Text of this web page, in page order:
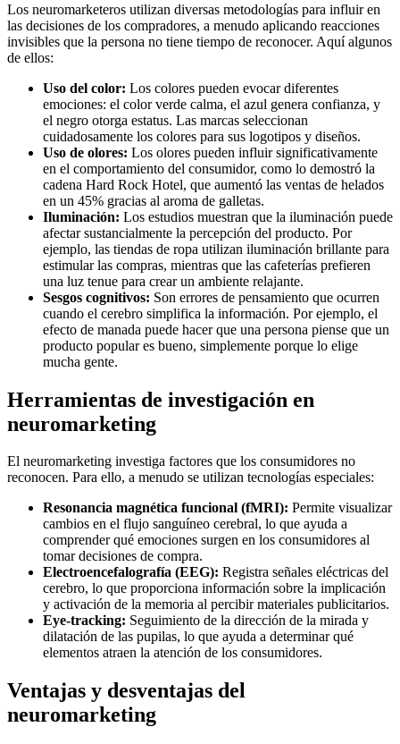
Los neuromarketeros utilizan diversas metodologías para influir en
las decisiones de los compradores, a menudo aplicando reacciones
invisibles que la persona no tiene tiempo de reconocer. Aquí algunos
de ellos:
Uso del color: Los colores pueden evocar diferentes
emociones: el color verde calma, el azul genera confianza, y
el negro otorga estatus. Las marcas seleccionan
cuidadosamente los colores para sus logotipos y diseños.
Uso de olores: Los olores pueden influir significativamente
en el comportamiento del consumidor, como lo demostró la
cadena Hard Rock Hotel, que aumentó las ventas de helados
en un 45% gracias al aroma de galletas.
Iluminación: Los estudios muestran que la iluminación puede
afectar sustancialmente la percepción del producto. Por
ejemplo, las tiendas de ropa utilizan iluminación brillante para
estimular las compras, mientras que las cafeterías prefieren
una luz tenue para crear un ambiente relajante.
Sesgos cognitivos: Son errores de pensamiento que ocurren
cuando el cerebro simplifica la información. Por ejemplo, el
efecto de manada puede hacer que una persona piense que un
producto popular es bueno, simplemente porque lo elige
mucha gente.
Herramientas de investigación en
neuromarketing
El neuromarketing investiga factores que los consumidores no
reconocen. Para ello, a menudo se utilizan tecnologías especiales:
Resonancia magnética funcional (fMRI): Permite visualizar
cambios en el flujo sanguíneo cerebral, lo que ayuda a
comprender qué emociones surgen en los consumidores al
tomar decisiones de compra.
Electroencefalografía (EEG): Registra señales eléctricas del
cerebro, lo que proporciona información sobre la implicación
y activación de la memoria al percibir materiales publicitarios.
Eye-tracking: Seguimiento de la dirección de la mirada y
dilatación de las pupilas, lo que ayuda a determinar qué
elementos atraen la atención de los consumidores.
Ventajas y desventajas del
neuromarketing